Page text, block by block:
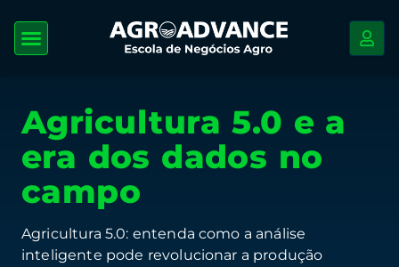
Agricultura 5.0 e a
era dos dados no
campo
Agricultura 5.0: entenda como a análise
inteligente pode revolucionar a produção